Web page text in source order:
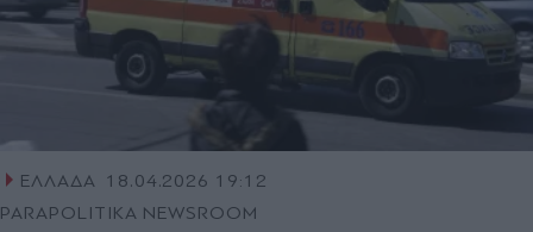
ΕΛΛΑΔΑ 18.04.2026 19:12
PARAPOLITIKA NEWSROOM